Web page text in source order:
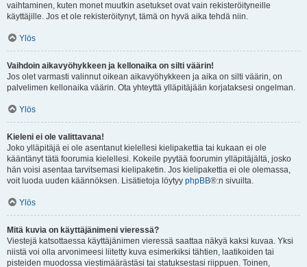
vaihtaminen, kuten monet muutkin asetukset ovat vain rekisteröityneille
käyttäjille. Jos et ole rekisteröitynyt, tämä on hyvä aika tehdä niin.
Ylös
Vaihdoin aikavyöhykkeen ja kellonaika on silti väärin!
Jos olet varmasti valinnut oikean aikavyöhykkeen ja aika on silti väärin, on
palvelimen kellonaika väärin. Ota yhteyttä ylläpitäjään korjataksesi ongelman.
Ylös
Kieleni ei ole valittavana!
Joko ylläpitäjä ei ole asentanut kielellesi kielipakettia tai kukaan ei ole
kääntänyt tätä foorumia kielellesi. Kokeile pyytää foorumin ylläpitäjältä, josko
hän voisi asentaa tarvitsemasi kielipaketin. Jos kielipakettia ei ole olemassa,
voit luoda uuden käännöksen. Lisätietoja löytyy phpBB®:n sivuilta.
Ylös
Mitä kuvia on käyttäjänimeni vieressä?
Viestejä katsottaessa käyttäjänimen vieressä saattaa näkyä kaksi kuvaa. Yksi
niistä voi olla arvonimeesi liitetty kuva esimerkiksi tähtien, laatikoiden tai
pisteiden muodossa viestimäärästäsi tai statuksestasi riippuen. Toinen,